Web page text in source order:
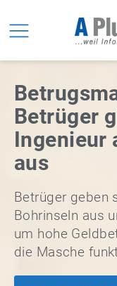
Betrüger
Ingenieur
aus
Betrüger geben
Bohrinseln aus
um hohe
die Masche